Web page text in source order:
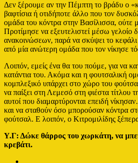
Δεν ξέρουμε αν την Πέμπτη το βράδυ ο
βαφτίσια ή οτιδήποτε άλλο που τον
ομάδα του κόντρα στην Βασίλισσα, ούτε
Προτίμησε να εξευτελιστεί μέσω γελοίο
ανακοινώσεων, παρά να σκύψει το κεφάλι
από μία ανώτερη ομάδα που τον νίκησε
Λοιπόν, εμείς ένα θα του πούμε, για να
κατάντια του. Ακόμα και η φουτσαλική
κομπλεξικό υπάρχει στο χώρο του
να παίξει στη Λεμεσό στη φιέστα
αυτοί που διαμαρτύρονται επειδή
και να σταθούν όσο μπορούσαν κόντρα
φούτσαλ. Ε λοιπόν, ο Κιτρομιλίδης
Υ.Γ: Δώκε θάρρος του χωρκάτη, να
κρεβάτι.